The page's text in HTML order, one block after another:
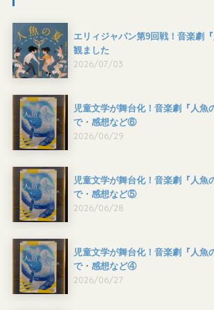
エリィジャパン第9回戦！音楽劇
観ました
2026/07/03
児童文学が舞台化！音楽劇『人魚
で・感想など⑥
2026/06/29
児童文学が舞台化！音楽劇『人魚
で・感想など⑤
2026/06/28
児童文学が舞台化！音楽劇『人魚
で・感想など④
2026/06/27